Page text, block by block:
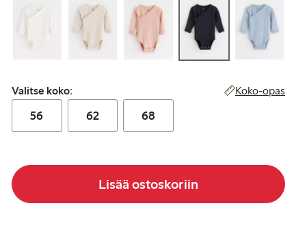
Valitse koko:
Valitse koko: Koko-opas
56 62 68
Lisää ostoskoriin